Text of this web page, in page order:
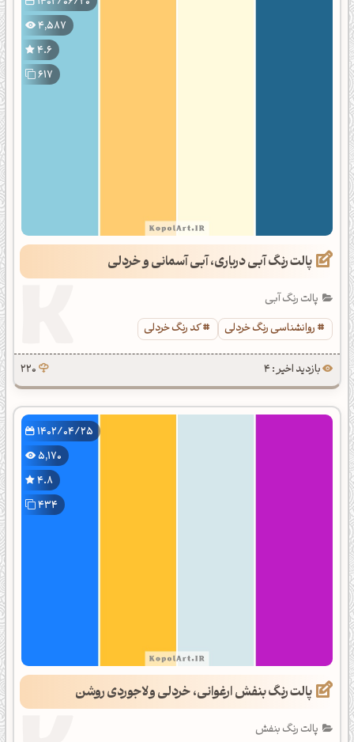
4,587
4.6
617
پالت رنگ آبی درباری، آبی آسمانی و خردلی
پالت رنگ آبی
روانشناسی رنگ خردلی
کد رنگ خردلی
بازدید اخیر : 4 220
1402/04/25
5,170
4.8
434
پالت رنگ بنفش ارغوانی، خردلی و لاجوردی روشن
پالت رنگ بنفش